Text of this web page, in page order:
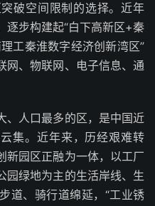
破空间限制的选择。近年
逐步构建起“白下高新区+秦
工秦淮数字经济创新湾区”
网、物联网、电子信息、通
、人口最多的区，是中国近
集。近年来，历经艰难转
新园区正融为一体，以工厂
园绿地为主的生活岸线、生
道、骑行道绵延，“工业锈